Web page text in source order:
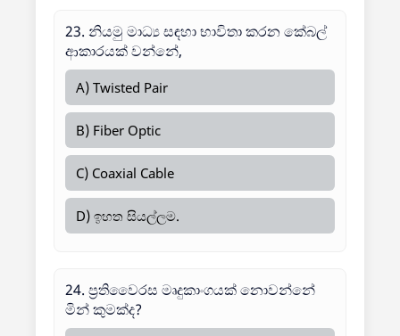
23. නියමු මාධ්‍ය සඳහා භාවිතා කරන කේබල්
ආකාරයක් වන්නේ,
A) Twisted Pair
B) Fiber Optic
C) Coaxial Cable
D) ඉහත සියල්ලම.
24. ප්‍රතිවෛරස මෘදුකාංගයක් නොවන්නේ
මින් කුමක්ද?